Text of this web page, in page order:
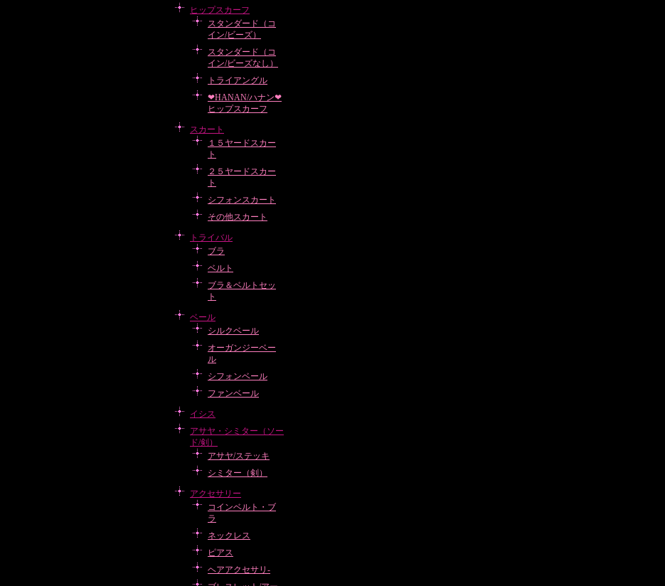
ヒップスカーフ
スタンダード（コ
イン/ビーズ）
スタンダード（コ
イン/ビーズなし）
トライアングル
❤HANAN/ハナン❤
ヒップスカーフ
スカート
１５ヤードスカー
ト
２５ヤードスカー
ト
シフォンスカート
その他スカート
トライバル
ブラ
ベルト
ブラ＆ベルトセッ
ト
ベール
シルクベール
オーガンジーベー
ル
シフォンベール
ファンベール
イシス
アサヤ・シミター（ソー
ド/剣）
アサヤ/ステッキ
シミター（剣）
アクセサリー
コインベルト・ブ
ラ
ネックレス
ピアス
ヘアアクセサリ-